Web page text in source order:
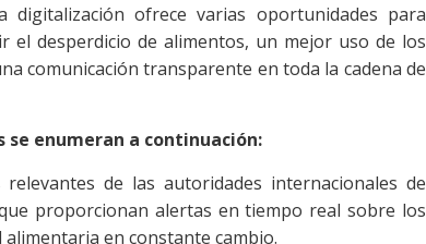
ofrece varias oportunidades para
el desperdicio de alimentos, un mejor uso de los
comunicación transparente en toda la cadena de
se enumeran a continuación:
de las autoridades internacionales de
proporcionan alertas en tiempo real sobre los
en constante cambio.